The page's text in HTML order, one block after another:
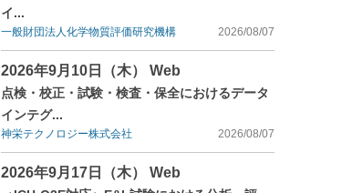
イ...
一般財団法人化学物質評価研究機構 2026/08/07
2026年9月10日（木） Web
点検・校正・試験・検査・保全におけるデータ
インテグ...
神栄テクノロジー株式会社 2026/08/07
2026年9月17日（木） Web